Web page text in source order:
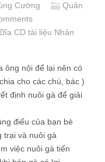
Cường
Quản
CD tài liệu Nhân
ông nội để lại nên có
cho các chú, bác )
định nuôi gà để giải
điếu của bạn bè
trại và nuôi gà
việc nuôi gà tiến